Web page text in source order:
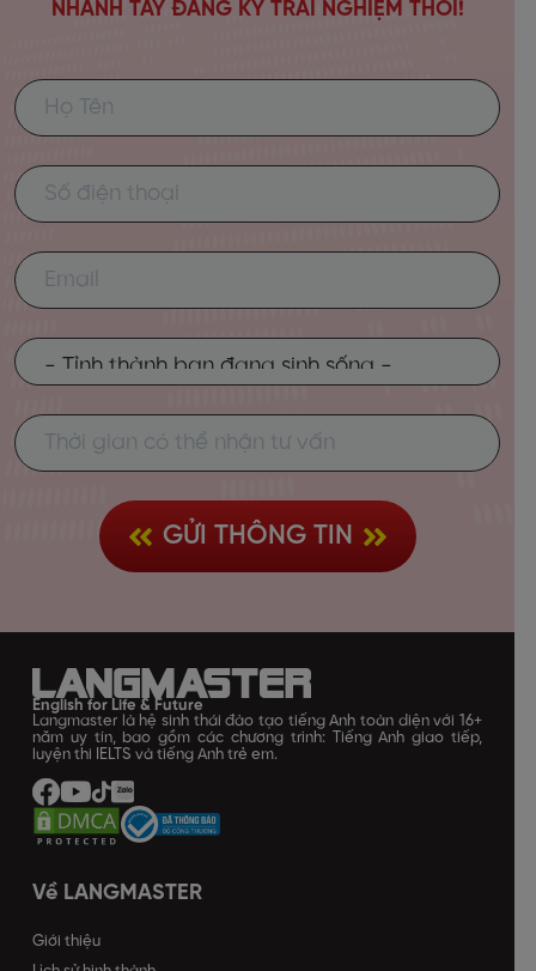
NHANH TAY ĐĂNG KÝ TRẢI NGHIỆM THÔI!
GỬI THÔNG TIN
English for Life & Future
Langmaster là hệ sinh thái đào tạo tiếng Anh toàn diện với 16+
năm uy tín, bao gồm các chương trình: Tiếng Anh giao tiếp,
luyện thi IELTS và tiếng Anh trẻ em.
Về LANGMASTER
Giới thiệu